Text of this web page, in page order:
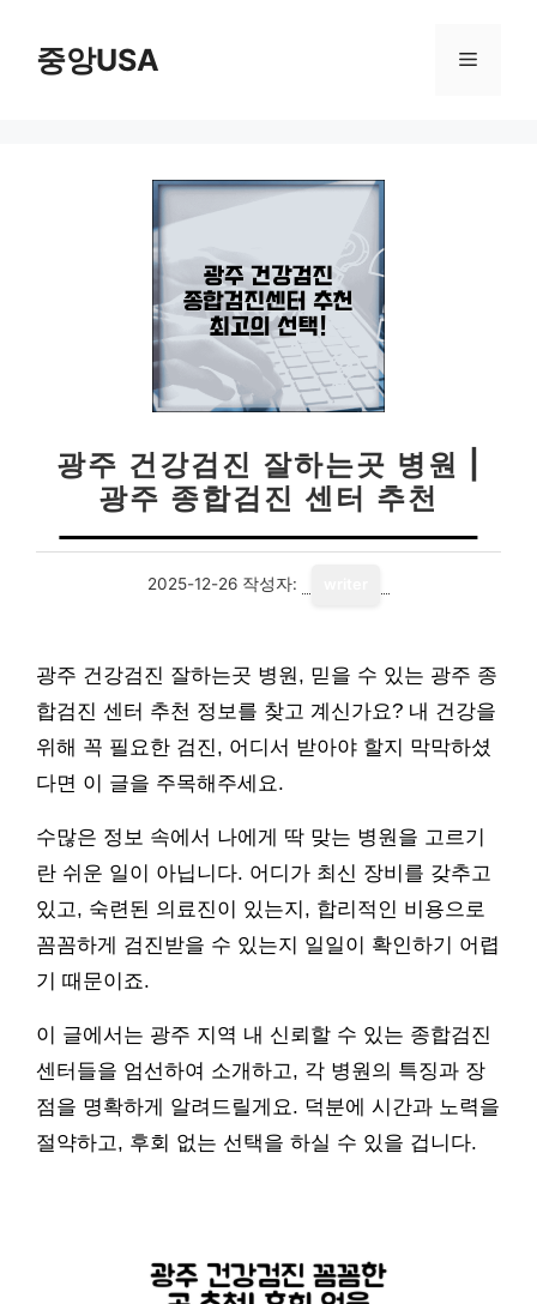
중앙USA 메
광주 건강검진 잘하는곳 병원 |
광주 종합검진 센터 추천
2025-12-26 작성자:
광주 건강검진 잘하는곳 병원, 믿을 수 있는 광주 종
합검진 센터 추천 정보를 찾고 계신가요? 내 건강을
위해 꼭 필요한 검진, 어디서 받아야 할지 막막하셨
다면 이 글을 주목해주세요.
수많은 정보 속에서 나에게 딱 맞는 병원을 고르기
란 쉬운 일이 아닙니다. 어디가 최신 장비를 갖추고
있고, 숙련된 의료진이 있는지, 합리적인 비용으로
꼼꼼하게 검진받을 수 있는지 일일이 확인하기 어렵
기 때문이죠.
이 글에서는 광주 지역 내 신뢰할 수 있는 종합검진
센터들을 엄선하여 소개하고, 각 병원의 특징과 장
점을 명확하게 알려드릴게요. 덕분에 시간과 노력을
절약하고, 후회 없는 선택을 하실 수 있을 겁니다.